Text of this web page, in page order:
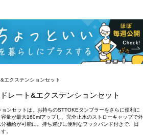
レート&エクステンションセット
ンセットは、お持ちのSTTOKEタンブラーをさらに便利に
量が最大160mlアップし、完全止水のストローキャップで外
補給が可能に。持ち運びに便利なフックバンド付きで、日
。